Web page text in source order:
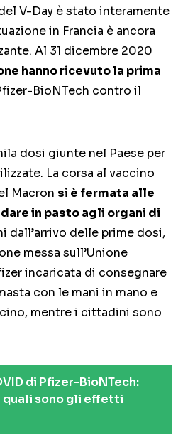
V-Day è stato interamente
in Francia è ancora
Al 31 dicembre 2020
hanno ricevuto la prima
BioNTech contro il
dosi giunte nel Paese per
La corsa al vaccino
Macron si è fermata alle
in pasto agli organi di
dall’arrivo delle prime dosi,
messa sull’Unione
incaricata di consegnare
con le mani in mano e
mentre i cittadini sono
di Pfizer-BioNTech:
quali sono gli effetti